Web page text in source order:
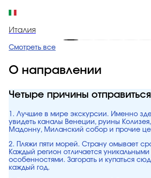
Италия
Смотреть все
О направлении
Четыре причины
1. Лучшие в мире экскурсии. Именно
увидеть каналы Венеции, руины
Мадонну, Миланский собор и прочие
2. Пляжи пяти морей. Страну омывает
Каждый регион отличается
особенностями. Загорать и купаться
каждый год.